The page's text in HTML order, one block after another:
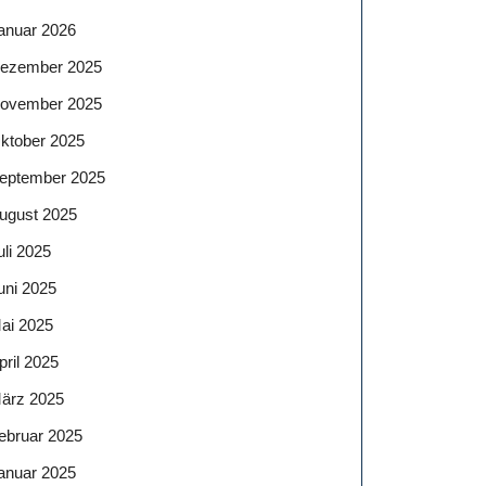
2026
2025
2025
2025
2025
2025
2025
2025
2025
2025
2025
2025
2025